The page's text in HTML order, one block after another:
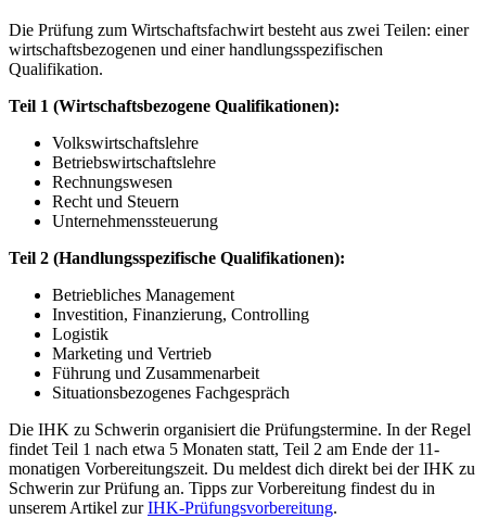
Die Prüfung zum Wirtschaftsfachwirt besteht aus zwei Teilen: einer
wirtschaftsbezogenen und einer handlungsspezifischen
Qualifikation.
Teil 1 (Wirtschaftsbezogene Qualifikationen):
Volkswirtschaftslehre
Betriebswirtschaftslehre
Rechnungswesen
Recht und Steuern
Unternehmenssteuerung
Teil 2 (Handlungsspezifische Qualifikationen):
Betriebliches Management
Investition, Finanzierung, Controlling
Logistik
Marketing und Vertrieb
Führung und Zusammenarbeit
Situationsbezogenes Fachgespräch
Die IHK zu Schwerin organisiert die Prüfungstermine. In der Regel
findet Teil 1 nach etwa 5 Monaten statt, Teil 2 am Ende der 11-
monatigen Vorbereitungszeit. Du meldest dich direkt bei der IHK zu
Schwerin zur Prüfung an. Tipps zur Vorbereitung findest du in
unserem Artikel zurIHK-Prüfungsvorbereitung.